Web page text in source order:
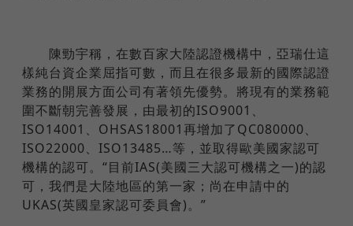
陳勁宇稱，在數百家大陸認證機構中，亞瑞仕這
樣純台資企業屈指可數，而且在很多最新的國際認證
業務的開展方面公司有著領先優勢。將現有的業務範
圍不斷朝完善發展，由最初的ISO9001、
ISO14001、OHSAS18001再增加了QC080000、
ISO22000、ISO13485…等，並取得歐美國家認可
機構的認可。“目前IAS(美國三大認可機構之一)的認
可，我們是大陸地區的第一家；尚在申請中的
UKAS(英國皇家認可委員會)。”